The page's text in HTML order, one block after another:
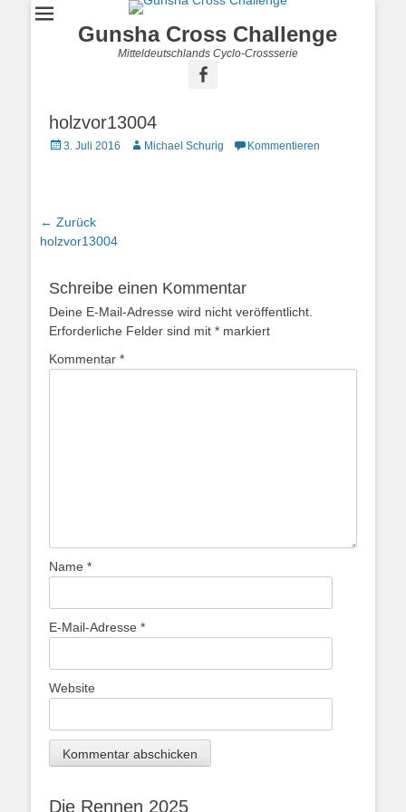
Gunsha Cross Challenge
Mitteldeutschlands Cyclo-Crossserie
holzvor13004
3. Juli 2016 Michael Schurig Kommentieren
← Zurück
Vorhergehender
holzvor13004
Schreibe einen Kommentar
Deine E-Mail-Adresse wird nicht veröffentlicht.
Erforderliche Felder sind mit * markiert
Kommentar *
Name *
E-Mail-Adresse *
Website
Die Rennen 2025